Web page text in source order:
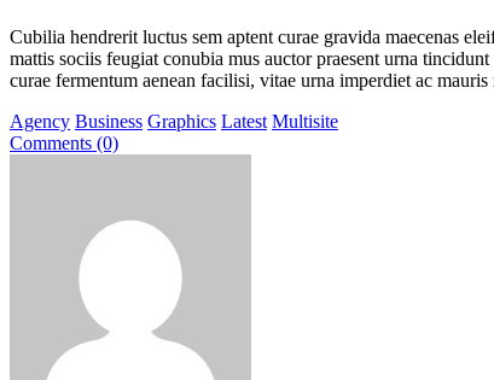
Cubilia hendrerit luctus sem aptent curae gravida maecenas
mattis sociis feugiat conubia mus auctor praesent urna
curae fermentum aenean facilisi, vitae urna imperdiet ac
Agency Business Graphics Latest Multisite
Comments (0)